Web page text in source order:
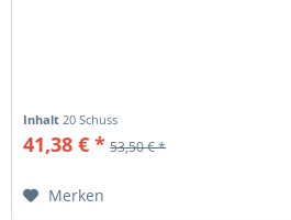
Inhalt 20 Schuss
41,38 € * 53,50 € *
Merken